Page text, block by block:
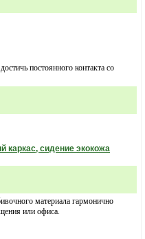
постоянного контакта со
каркас, сидение экокожа
материала гармонично
или офиса.